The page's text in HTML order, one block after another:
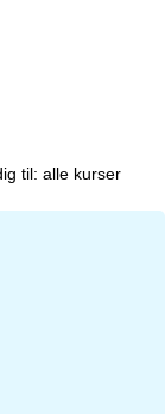
til: alle kurser